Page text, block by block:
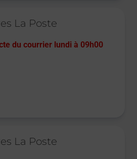
La Poste
du courrier lundi à 09h00
La Poste